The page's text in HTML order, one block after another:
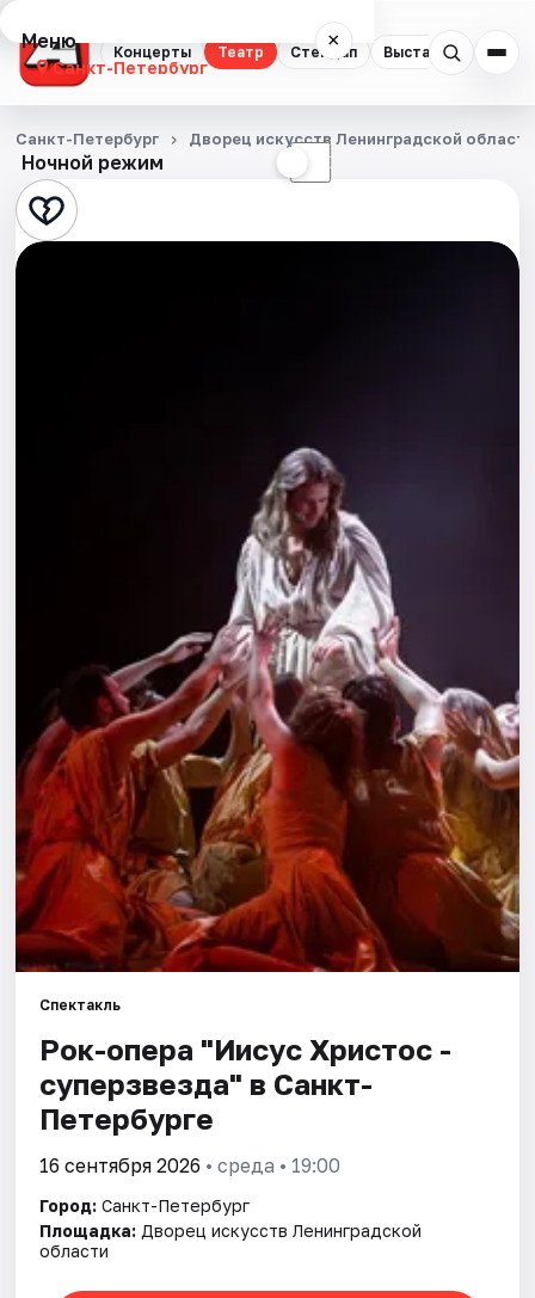
Концерты Театр Стендап Выставки
Меню ×
Санкт-Петербург
Концерты
Театр
Стендап
Артисты
Рейтинги
Ночной режим ☾
Санкт-Петербург Дворец искусств Ленинградской области
Спектакль
Рок-опера "Иисус Христос -
суперзвезда" в Санкт-
Петербурге
16 сентября 2026 • среда • 19:00
Город: Санкт-Петербург
Площадка: Дворец искусств Ленинградской
области